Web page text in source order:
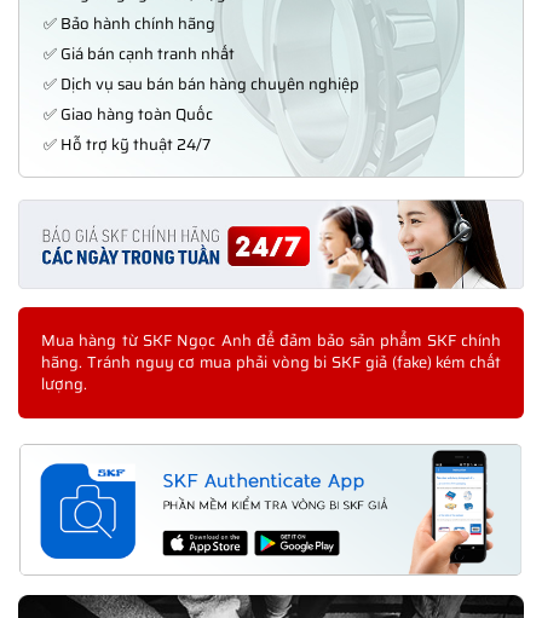
✅ Bảo hành chính hãng
✅ Giá bán cạnh tranh nhất
✅ Dịch vụ sau bán bán hàng chuyên nghiệp
✅ Giao hàng toàn Quốc
✅ Hỗ trợ kỹ thuật 24/7
Mua hàng từ SKF Ngọc Anh để đảm bảo sản phẩm SKF chính
hãng. Tránh nguy cơ mua phải vòng bi SKF giả (fake) kém chất
lượng.